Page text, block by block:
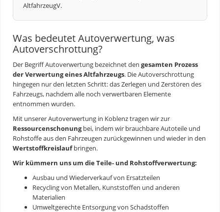
AltfahrzeugV.
Was bedeutet Autoverwertung, was
Autoverschrottung?
Der BegriffAutoverwertung bezeichnet den gesamten Prozess
der Verwertung eines Altfahrzeugs. Die Autoverschrottung
hingegen nur den letzten Schritt: das Zerlegen und Zerstören des
Fahrzeugs, nachdem alle noch verwertbaren Elemente
entnommen wurden.
Mit unsererAutoverwertung in Koblenz tragen wir zur
Ressourcenschonungbei, indem wir brauchbare Autoteile und
Rohstoffe aus den Fahrzeugen zurückgewinnen und wieder in den
Wertstoffkreislaufbringen.
Wir kümmern uns um die Teile- und Rohstoffverwertung:
Ausbau und Wiederverkauf von Ersatzteilen
Recycling von Metallen, Kunststoffen und anderen
Materialien
Umweltgerechte Entsorgung von Schadstoffen